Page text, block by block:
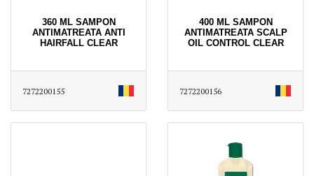
360 ML SAMPON
ANTIMATREATA ANTI
HAIRFALL CLEAR
7272200155
400 ML SAMPON
ANTIMATREATA SCALP
OIL CONTROL CLEAR
7272200156